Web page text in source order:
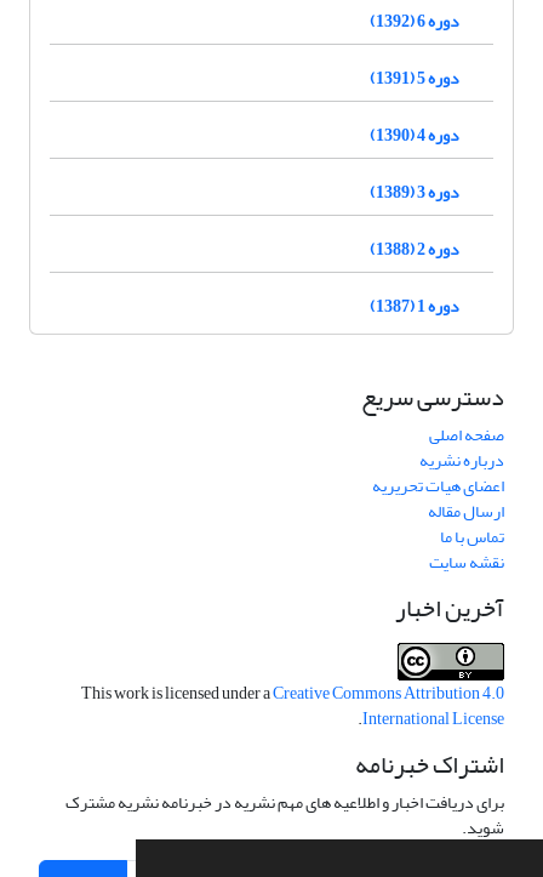
دوره 6 (1392)
دوره 5 (1391)
دوره 4 (1390)
دوره 3 (1389)
دوره 2 (1388)
دوره 1 (1387)
دسترسی سریع
صفحه اصلی
درباره نشریه
اعضای هیات تحریریه
ارسال مقاله
تماس با ما
نقشه سایت
آخرین اخبار
This work is licensed under aCreative Commons Attribution 4.0
International License
.
اشتراک خبرنامه
برای دریافت اخبار و اطلاعیه های مهم نشریه در خبرنامه نشریه مشترک
شوید.